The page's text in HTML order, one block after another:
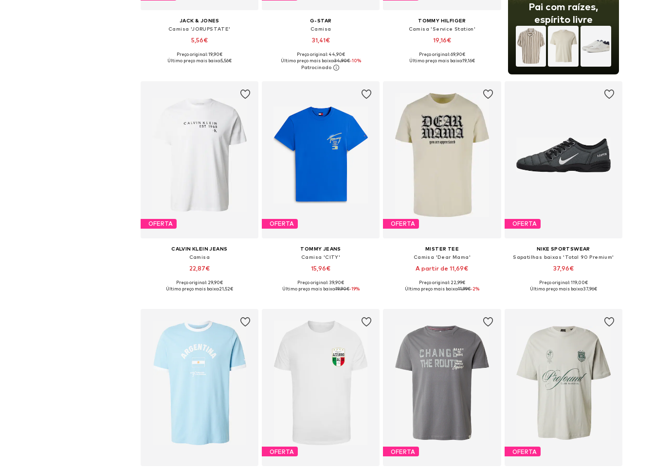
JACK & JONES
Camisa 'JORUPSTATE'
5,56€
Tamanhos disponíveis: S, M, L, XL
Preço original: 19,90€
Último preço mais baixo:5,56€
G-STAR
Camisa
31,41€
Tamanhos disponíveis: S, M, L, XL, XXL
Adicionar ao cesto
Preço original: 44,90€
Último preço mais baixo:34,90€-10%
TOMMY HILFIGER
Camisa 'Service Station'
19,16€
Tamanhos disponíveis: XS, S, M, L, XL, XXL
Preço original: 69,90€
Último preço mais baixo:19,16€
Pai com raízes,
espírito livre
OFERTA
CALVIN KLEIN JEANS
Camisa
22,87€
Tamanhos disponíveis: S, M, L, XL
Preço original: 29,90€
Último preço mais baixo:21,52€
OFERTA
TOMMY JEANS
Camisa 'CITY'
15,96€
+2
Tamanhos disponíveis: XS, S, M, L, XL
Preço original: 39,90€
Último preço mais baixo:19,90€-19%
OFERTA
MISTER TEE
Camisa 'Dear Mama'
A partir de 11,69€
Tamanhos disponíveis: XS, S, M, L, XL
Preço original: 22,99€
Último preço mais baixo:11,99€-2%
OFERTA
NIKE SPORTSWEAR
Sapatilhas baixas 'Total 90 Premium'
37,96€
Disponível em vários tamanhos
Preço original: 119,00€
Último preço mais baixo:37,96€
OFERTA OFERTA OFERTA